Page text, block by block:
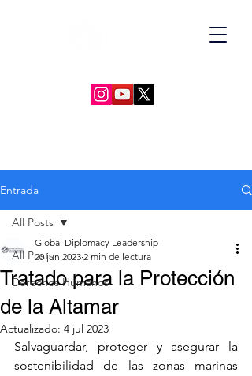
Entrada
All Posts
Derechos Humanos
All Posts
Tratado para la Protección
de la Altamar
Global Diplomacy Leadership
20 jun 2023 2 min de lectura
Actualizado: 4 jul 2023
Salvaguardar, proteger y asegurar la
sostenibilidad de las zonas marinas